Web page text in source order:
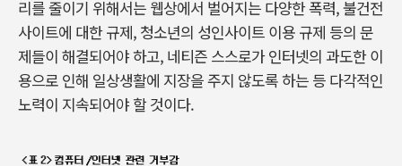
리를 줄이기 위해서는 웹상에서 벌어지는 다양한 폭력, 불건전
사이트에 대한 규제, 청소년의 성인사이트 이용 규제 등의 문
제들이 해결되어야 하고, 네티즌 스스로가 인터넷의 과도한 이
용으로 인해 일상생활에 지장을 주지 않도록 하는 등 다각적인
노력이 지속되어야 할 것이다.